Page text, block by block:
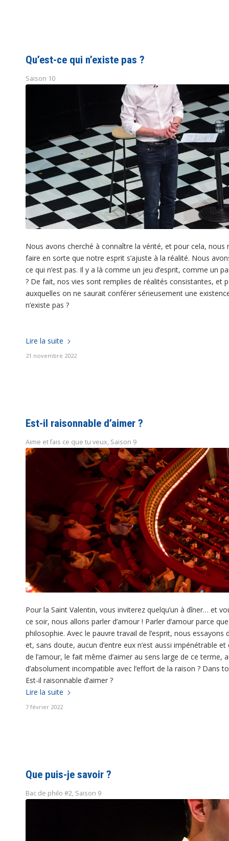
Qu’est-ce qui n’existe pas ?
Saison 10
Nous avons cherché à connaître la vérité, et pour cela,
faire en sorte que notre esprit s’ajuste à la réalité. Nous
ce qui n’est pas. Il y a là comme un jeu d’esprit, comme un
? De fait, nos vies sont remplies de réalités consistantes, et
auxquelles on ne saurait conférer sérieusement une
n’existe pas ?
Lire la suite
21 novembre 2022
Est-il raisonnable d’aimer ?
Aime et fais ce que tu veux, Saison 9
Pour la Saint Valentin, vous inviterez quelqu’un à dîner… et
ce soir, nous allons parler d’amour ! Parler d’amour parce
philosophie. Avec le pauvre travail de l’esprit, nous
et, sans doute, aucun d’entre eux n’est aussi impénétrable
de l’amour, le fait même d’aimer au sens large de ce
d’absolument incompatible avec l’effort de la raison ? Dans
Est-il raisonnable d’aimer ?
Lire la suite
7 février 2022
Que puis-je savoir ?
Bac de philo #2, Saison 9